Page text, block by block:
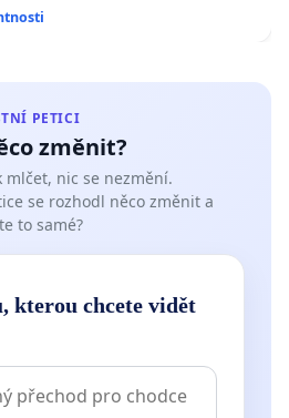
PETICI
změnit?
mlčet, nic se nezmění.
se rozhodl něco změnit a
to samé?
kterou chcete vidět